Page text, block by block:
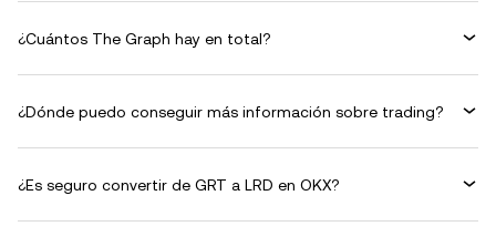
¿Cuántos The Graph hay en total?
¿Dónde puedo conseguir más información sobre trading?
¿Es seguro convertir de GRT a LRD en OKX?